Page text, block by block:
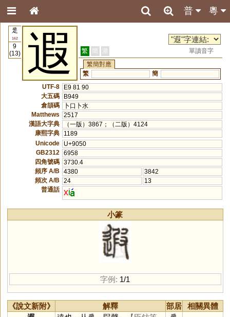
粵
普
辵
162
9
(13)
遐 繁 簡 港
單讀音字
繁簡對應
繁
簡
UTF-8
E9 81 90
大五碼
B949
倉頡碼
卜口卜水
Matthews
2517
漢語大字典
（一版）3867；（二版）4124
康熙字典
1189
Unicode
U+9050
GB2312
6958
四角號碼 3730.4
頻序 A/B
4380
3842
頻次 A/B
24
13
普通話 xi
小篆
字例: 1/1
《說文新附》 解釋 部居
相關異體